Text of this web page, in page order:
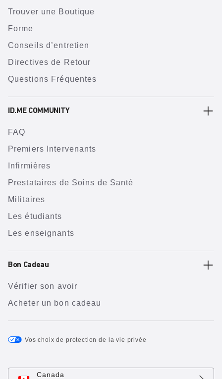
Trouver une Boutique
Forme
Conseils d’entretien
Directives de Retour
Questions Fréquentes
ID.ME COMMUNITY
FAQ
Premiers Intervenants
Infirmières
Prestataires de Soins de Santé
Militaires
Les étudiants
Les enseignants
Bon Cadeau
Vérifier son avoir
Acheter un bon cadeau
Vos choix de protection de la vie privée
Canada